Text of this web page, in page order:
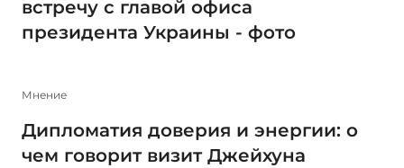
встречу с главой офиса
президента Украины - фото
Мнение
Дипломатия доверия и энергии: о
чем говорит визит Джейхуна